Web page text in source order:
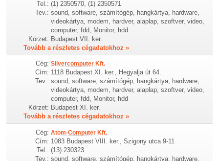
Tel.: (1) 2350570, (1) 2350571
Tev.: sound, software, számítógép, hangkártya, hardware,
videokártya, modem, hardver, alaplap, szoftver, video,
computer, fdd, Monitor, hdd
Körzet: Budapest VII. ker.
Tovább a részletes cégadatokhoz »
Cég: Silvercomputer Kft.
Cím: 1118 Budapest XI. ker., Hegyalja út 64.
Tev.: sound, software, számítógép, hangkártya, hardware,
videokártya, modem, hardver, alaplap, szoftver, video,
computer, fdd, Monitor, hdd
Körzet: Budapest XI. ker.
Tovább a részletes cégadatokhoz »
Cég: Atom-Computer Kft.
Cím: 1083 Budapest VIII. ker., Szigony utca 9-11
Tel.: (13) 230323
Tev.: sound, software, számítógép, hangkártya, hardware,